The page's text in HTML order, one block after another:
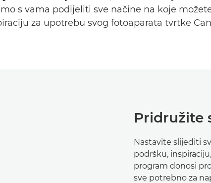
s vama podijeliti sve načine na koje
za upotrebu svog fotoaparata tvrtke
Pridružite
Nastavite slijediti
podršku,
program donosi
sve potrebno za